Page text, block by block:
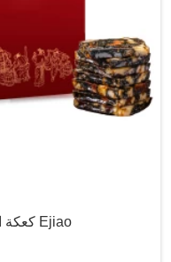
كعكة الغذاء الصيني التقليدي Ejiao